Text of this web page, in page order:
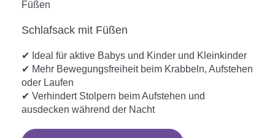
Schlafsack mit Füßen
✔ Ideal für aktive Babys und Kinder und Kleinkinder
✔ Mehr Bewegungsfreiheit beim Krabbeln, Aufstehen
oder Laufen
✔ Verhindert Stolpern beim Aufstehen und
ausdecken während der Nacht